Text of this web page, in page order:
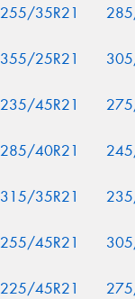
255/35R21
355/25R21
235/45R21
285/40R21
315/35R21
255/45R21
225/45R21